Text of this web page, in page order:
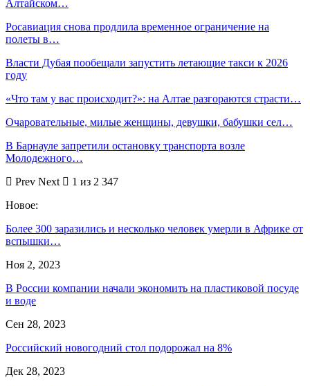
Алтайском…
Росавиация снова продлила временное ограничение на
полеты в…
Власти Дубая пообещали запустить летающие такси к 2026
году
«Что там у вас происходит?»: на Алтае разгораются страсти…
Очаровательные, милые женщины, девушки, бабушки сел…
В Барнауле запретили остановку транспорта возле
Молодежного…
Prev Next
1 из 2 347
Новое:
Более 300 заразились и несколько человек умерли в Африке от
вспышки…
Ноя 2, 2023
В России компании начали экономить на пластиковой посуде
и воде
Сен 28, 2023
Российский новогодний стол подорожал на 8%
Дек 28, 2023